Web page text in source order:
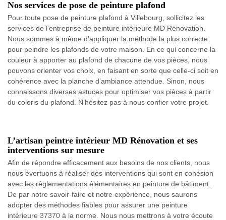
Nos services de pose de peinture plafond
Pour toute pose de peinture plafond à Villebourg, sollicitez les
services de l’entreprise de peinture intérieure MD Rénovation.
Nous sommes à même d’appliquer la méthode la plus correcte
pour peindre les plafonds de votre maison. En ce qui concerne la
couleur à apporter au plafond de chacune de vos pièces, nous
pouvons orienter vos choix, en faisant en sorte que celle-ci soit en
cohérence avec la planche d’ambiance attendue. Sinon, nous
connaissons diverses astuces pour optimiser vos pièces à partir
du coloris du plafond. N’hésitez pas à nous confier votre projet.
L’artisan peintre intérieur MD Rénovation et ses
interventions sur mesure
Afin de répondre efficacement aux besoins de nos clients, nous
nous évertuons à réaliser des interventions qui sont en cohésion
avec les réglementations élémentaires en peinture de bâtiment.
De par notre savoir-faire et notre expérience, nous saurons
adopter des méthodes fiables pour assurer une peinture
intérieure 37370 à la norme. Nous nous mettrons à votre écoute